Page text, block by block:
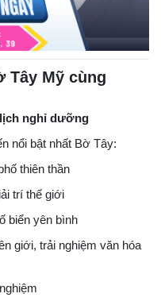
Tây Mỹ cùng
nghỉ dưỡng
nổi bật nhất Bờ Tây:
thiên thần
trí thế giới
biển yên bình
giới, trải nghiệm văn hóa